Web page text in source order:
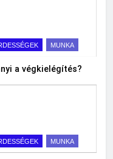
MUNKA
a végkielégítés?
MUNKA